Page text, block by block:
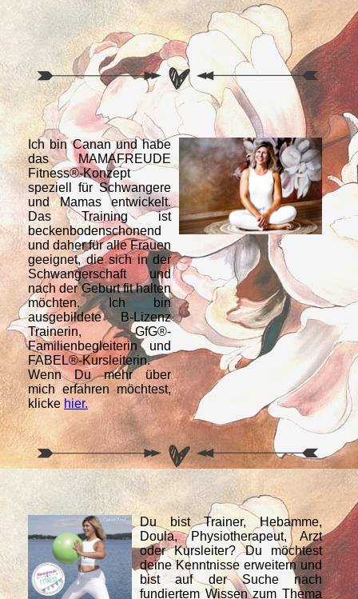
Ich bin Canan und habe
das MAMAFREUDE
Fitness®-Konzept
speziell für Schwangere
und Mamas entwickelt.
Das Training ist
beckenbodenschonend
und daher für alle Frauen
geeignet, die sich in der
Schwangerschaft und
nach der Geburt fit halten
möchten. Ich bin
ausgebildete B-Lizenz
Trainerin, GfG®-
Familienbegleiterin und
FABEL®-Kursleiterin.
Wenn Du mehr über
mich erfahren möchtest,
klicke hier.
Du bist Trainer, Hebamme,
Doula, Physiotherapeut, Arzt
oder Kursleiter? Du möchtest
deine Kenntnisse erweitern und
bist auf der Suche nach
fundiertem Wissen zum Thema